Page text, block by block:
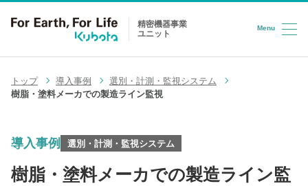
コンテンツへスキップ
精密機器事業
ユニット
Menu
トップ 導入事例
選別・計測・監視システム
樹脂・塗料メーカでの製造ライン監視
導入事例 選別・計測・監視システム
樹脂・塗料メーカでの製造ライン監